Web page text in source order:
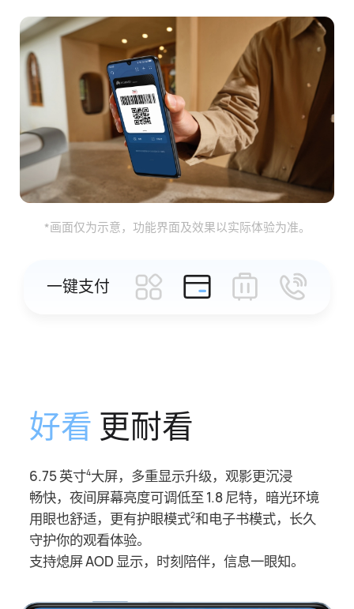
一键支付
*画面仅为示意，功能界面及效果以实际体验为准。
好看 更耐看
6.75 英寸4大屏，多重显示升级，观影更沉浸
畅⁠快，夜间屏幕亮度可调低至 1.8 尼特， 暗光环⁠境
用眼也舒适，更有护眼模式2和电子书模⁠式，长久
守护你的观看体验。
支持熄屏 AOD 显示，时刻陪伴，信息一眼知。